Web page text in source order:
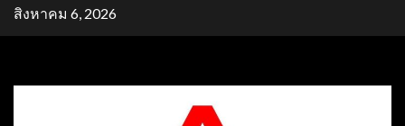
Skipสิงหาคม 6, 2026